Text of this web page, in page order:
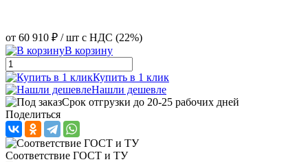
от 60 910 ₽ / шт с НДС (22%)
В корзину
Купить в 1 клик
Нашли дешевле
Срок отгрузки до 20-25 рабочих дней
Поделиться
Соответствие ГОСТ и ТУ